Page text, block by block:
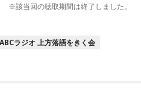
※該当回の聴取期間は終了しました。
ABCラジオ 上方落語をきく会